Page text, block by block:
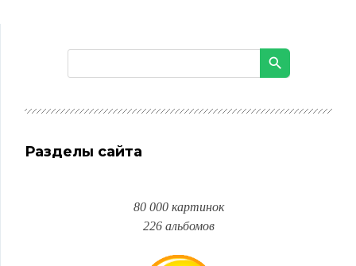
Разделы сайта
80 000 картинок
226 альбомов